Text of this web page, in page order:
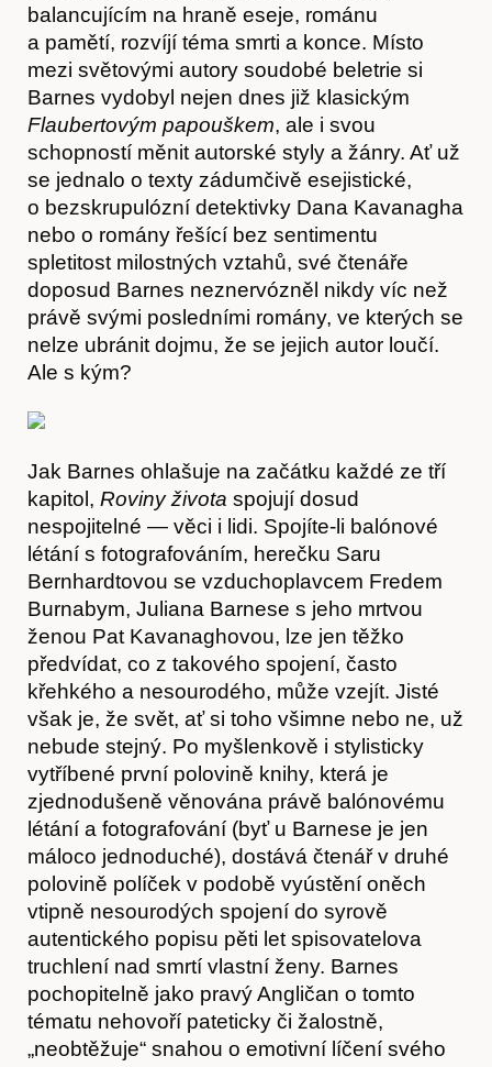
Články
Časopis
Hostcast
balancujícím na hraně eseje, románu
a pamětí, rozvíjí téma smrti a konce. Místo
mezi světovými autory soudobé beletrie si
Barnes vydobyl nejen dnes již klasickým
Flaubertovým papouškem, ale i svou
schopností měnit autorské styly a žánry. Ať už
se jednalo o texty zádumčivě esejistické,
o bezskrupulózní detektivky Dana Kavanagha
nebo o romány řešící bez sentimentu
spletitost milostných vztahů, své čtenáře
doposud Barnes neznervózněl nikdy víc než
právě svými posledními romány, ve kterých se
nelze ubránit dojmu, že se jejich autor loučí.
Ale s kým?
Jak Barnes ohlašuje na začátku každé ze tří
kapitol, Roviny života spojují dosud
nespojitelné — věci i lidi. Spojíte-li balónové
létání s fotografováním, herečku Saru
Bernhardtovou se vzduchoplavcem Fredem
Burnabym, Juliana Barnese s jeho mrtvou
ženou Pat Kavanaghovou, lze jen těžko
předvídat, co z takového spojení, často
křehkého a nesourodého, může vzejít. Jisté
však je, že svět, ať si toho všimne nebo ne, už
nebude stejný. Po myšlenkově i stylisticky
vytříbené první polovině knihy, která je
zjednodušeně věnována právě balónovému
létání a fotografování (byť u Barnese je jen
máloco jednoduché), dostává čtenář v druhé
polovině políček v podobě vyústění oněch
vtipně nesourodých spojení do syrově
autentického popisu pěti let spisovatelova
truchlení nad smrtí vlastní ženy. Barnes
pochopitelně jako pravý Angličan o tomto
tématu nehovoří pateticky či žalostně,
„neobtěžuje“ snahou o emotivní líčení svého